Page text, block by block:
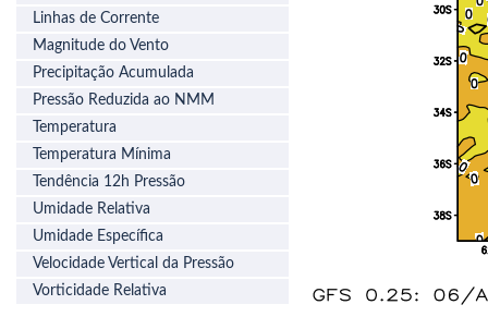
Linhas de Corrente
Magnitude do Vento
Precipitação Acumulada
Pressão Reduzida ao NMM
Temperatura
Temperatura Mínima
Tendência 12h Pressão
Umidade Relativa
Umidade Específica
Velocidade Vertical da Pressão
Vorticidade Relativa